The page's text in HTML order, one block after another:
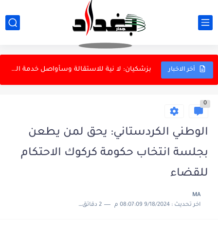
أخر الاخبار
عراقجي: القوات المسلحة الإيرانية أثبتت جاهزيتها أمام أقوى جيش
بزشكيان: لا نية للاستقالة وسأواصل خدمة الشعب
الزيدي يستقبل رئيس الاستخبارات السعودية
0
الوطني الكردستاني: يحق لمن يطعن
بجلسة انتخاب حكومة كركوك الاحتكام
للقضاء
MA
اخر تحديث :9/18/2024 08:07:09 م 2 دقائق للقراءة